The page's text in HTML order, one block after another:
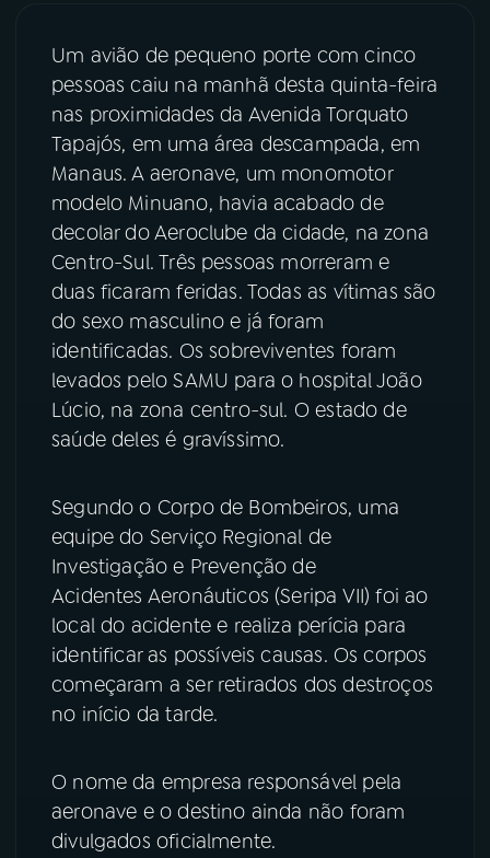
04 PROGRAMAS
05PODCASTS
06VIDEOCASTS
07 ÚLTIMAS
08 FESTIVAL DE MÚSICA
ACOMPANHE A RÁDIO NACIONAL
Instagram X
TikTok
Um avião de pequeno porte com cinco
pessoas caiu na manhã desta quinta-feira
nas proximidades da Avenida Torquato
Tapajós, em uma área descampada, em
Manaus. A aeronave, um monomotor
modelo Minuano, havia acabado de
decolar do Aeroclube da cidade, na zona
Centro-Sul. Três pessoas morreram e
duas ficaram feridas. Todas as vítimas são
do sexo masculino e já foram
identificadas. Os sobreviventes foram
levados pelo SAMU para o hospital João
Lúcio, na zona centro-sul. O estado de
saúde deles é gravíssimo.
Segundo o Corpo de Bombeiros, uma
equipe do Serviço Regional de
Investigação e Prevenção de
Acidentes Aeronáuticos (Seripa VII) foi ao
local do acidente e realiza perícia para
identificar as possíveis causas. Os corpos
começaram a ser retirados dos destroços
no início da tarde.
O nome da empresa responsável pela
aeronave e o destino ainda não foram
divulgados oficialmente.